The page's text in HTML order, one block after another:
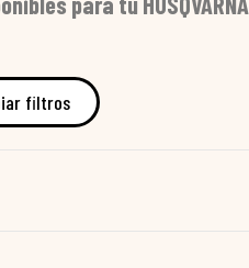
filtros